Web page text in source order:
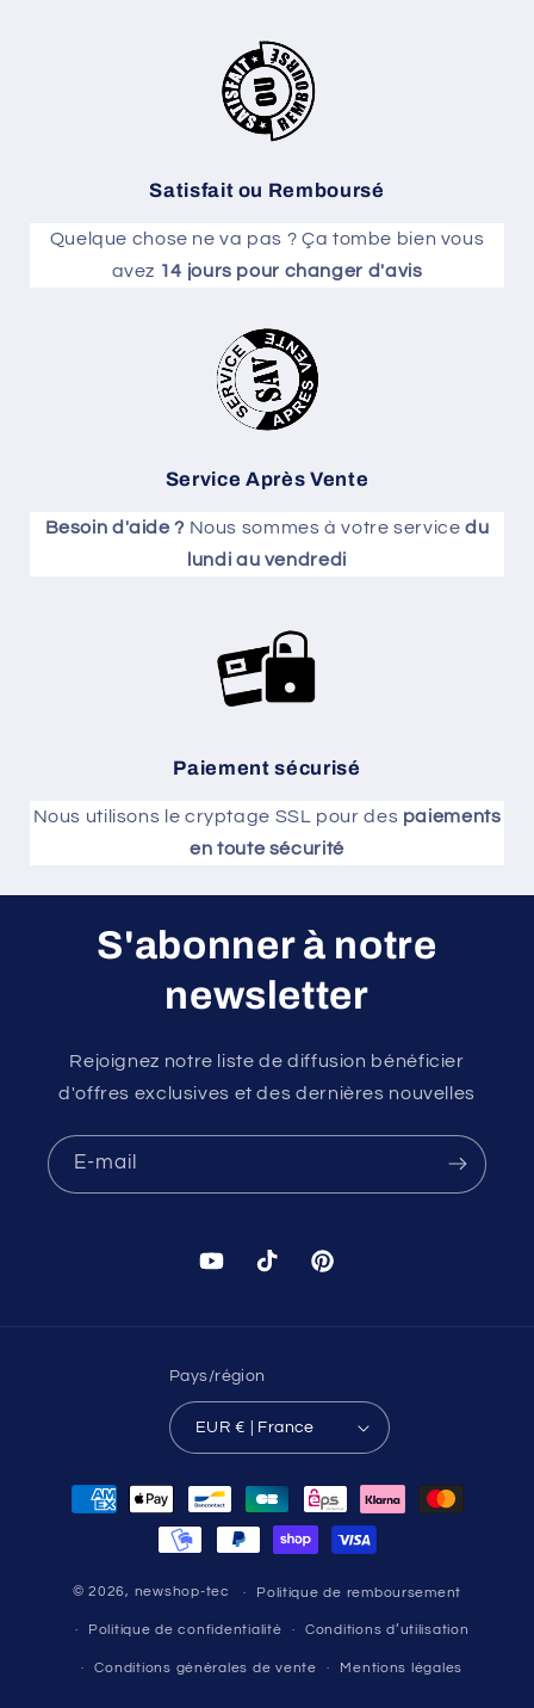
Satisfait ou Remboursé
Quelque chose ne va pas ? Ça tombe bien vous
avez 14 jours pour changer d'avis
Service Après Vente
Besoin d'aide ? Nous sommes à votre service du
lundi au vendredi
Paiement sécurisé
Nous utilisons le cryptage SSL pour des paiements
en toute sécurité
S'abonner à notre
newsletter
Rejoignez notre liste de diffusion bénéficier
d'offres exclusives et des dernières nouvelles
E-mail
YouTubeTikTok Pinterest
Pays/région
EUR € | France
Moyens
© 2026, newshop-tec Politique de remboursement
Politique de confidentialité Conditions d’utilisation
Conditions générales de vente Mentions légales